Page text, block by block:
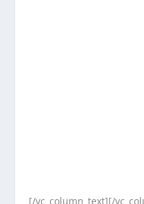
[/vc_column_text][/